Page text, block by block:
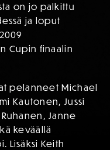
on jo palkittu
ja loput
Cupin finaalin
pelanneet Michael
Kautonen, Jussi
Janne
keväällä
Lisäksi Keith